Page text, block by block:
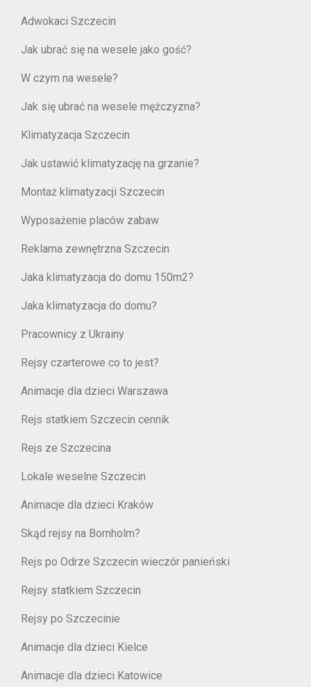
Adwokaci Szczecin
Jak ubrać się na wesele jako gość?
W czym na wesele?
Jak się ubrać na wesele mężczyzna?
Klimatyzacja Szczecin
Jak ustawić klimatyzację na grzanie?
Montaż klimatyzacji Szczecin
Wyposażenie placów zabaw
Reklama zewnętrzna Szczecin
Jaka klimatyzacja do domu 150m2?
Jaka klimatyzacja do domu?
Pracownicy z Ukrainy
Rejsy czarterowe co to jest?
Animacje dla dzieci Warszawa
Rejs statkiem Szczecin cennik
Rejs ze Szczecina
Lokale weselne Szczecin
Animacje dla dzieci Kraków
Skąd rejsy na Bornholm?
Rejs po Odrze Szczecin wieczór panieński
Rejsy statkiem Szczecin
Rejsy po Szczecinie
Animacje dla dzieci Kielce
Animacje dla dzieci Katowice